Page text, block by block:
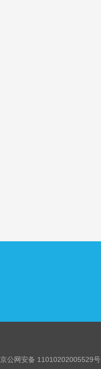
京公网安备 11010202005529号